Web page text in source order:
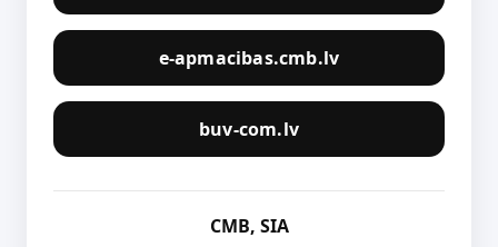
e-apmacibas.cmb.lv
buv-com.lv
CMB, SIA